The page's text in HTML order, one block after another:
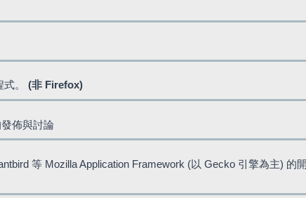
式。 (非 Firefox)
佈與討論
等 Mozilla Application Framework (以 Gecko 引擎為主) 的